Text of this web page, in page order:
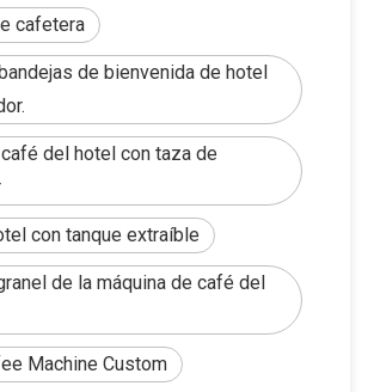
cafetera
de bienvenida de hotel
del hotel con taza de
con tanque extraíble
de la máquina de café del
Machine Custom